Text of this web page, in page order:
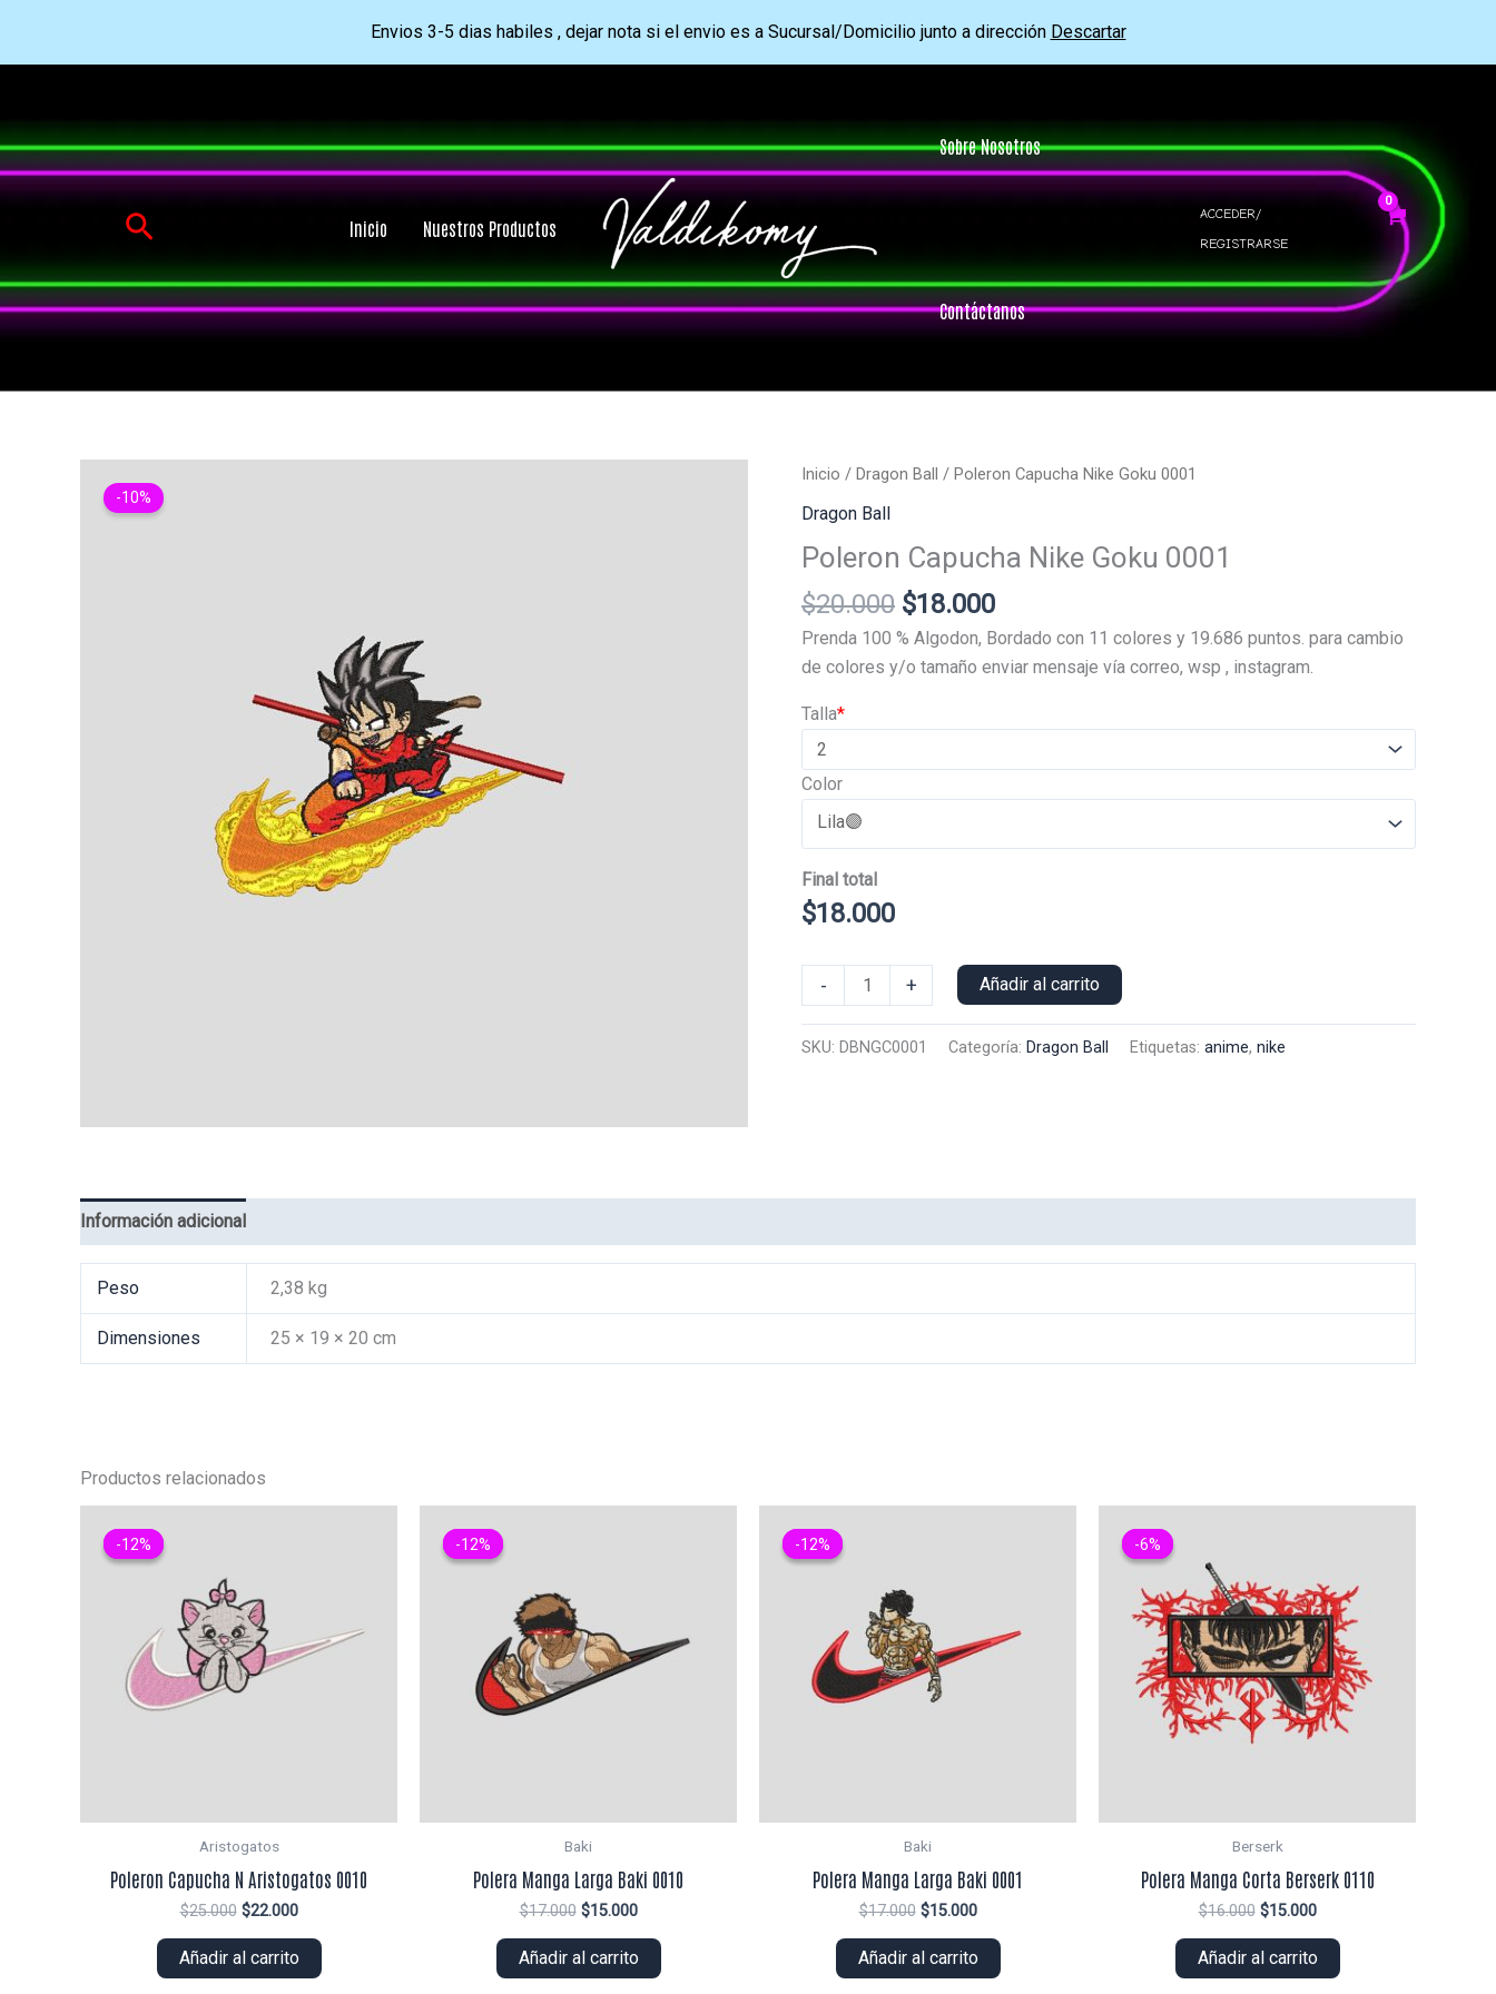
Envios 3-5 dias habiles , dejar nota si el envio es a Sucursal/Domicilio junto a dirección Descartar
contenido
Buscar Inicio Nuestros Productos
Sobre Nosotros
Contáctanos
ACCEDER/
REGISTRARSE
-10%
Inicio / Dragon Ball / Poleron Capucha Nike Goku 0001
Dragon Ball
Poleron Capucha Nike Goku 0001
$20.000 El
precio
original
$18.000El
precio
actual
Prenda 100 % Algodon, Bordado con 11 colores y 19.686 puntos. para cambio
de colores y/o tamaño enviar mensaje vía correo, wsp , instagram.
*
Talla
Color
Final total
$18.000
-
Capucha
Nike
+ Añadir al carrito
SKU: DBNGC0001 Categoría: Dragon Ball Etiquetas: anime, nike
Información adicional
Peso 2,38 kg
Dimensiones 25 × 19 × 20 cm
Productos relacionados
-12%
-12%
Aristogatos
Poleron Capucha N Aristogatos 0010
$25.000 El
original
era:
$22.000El
actual
es:
Añadir al carrito
-12%
-12%
Baki
Polera Manga Larga Baki 0010
$17.000 El
original
era:
$15.000El
actual
es:
Añadir al carrito
-12%
-12%
Baki
Polera Manga Larga Baki 0001
$17.000 El
original
era:
$15.000El
actual
es:
Añadir al carrito
-6%
-6%
Berserk
Polera Manga Corta Berserk 0110
$16.000 El
original
era:
$15.000El
actual
es:
Añadir al carrito